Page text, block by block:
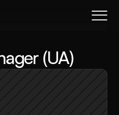
(UA)